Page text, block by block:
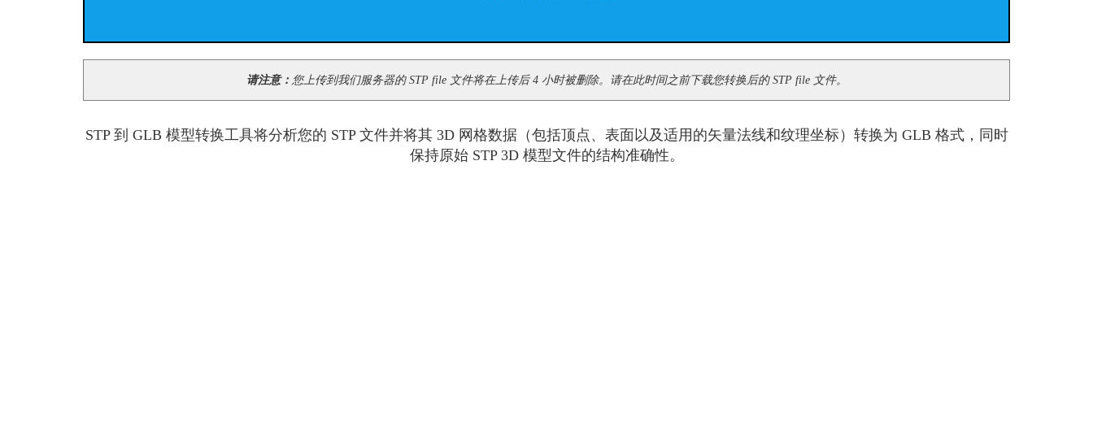
请注意： 您上传到我们服务器的 STP file 文件将在上传后 4 小时被删除。请在此时间之前下载您转换后的 STP file 文件。
STP 到 GLB 模型转换工具将分析您的 STP 文件并将其 3D 网格数据（包括顶点、表面以及适用的矢量法线和纹理坐标）转换为 GLB 格式，同时
保持原始 STP 3D 模型文件的结构准确性。